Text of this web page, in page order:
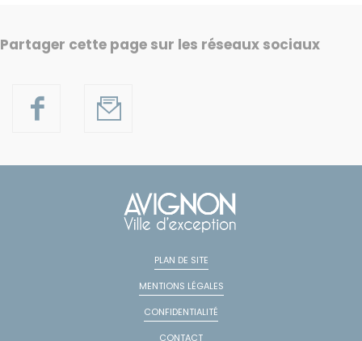
Partager cette page sur les réseaux sociaux
PLAN DE SITE
MENTIONS LÉGALES
CONFIDENTIALITÉ
CONTACT